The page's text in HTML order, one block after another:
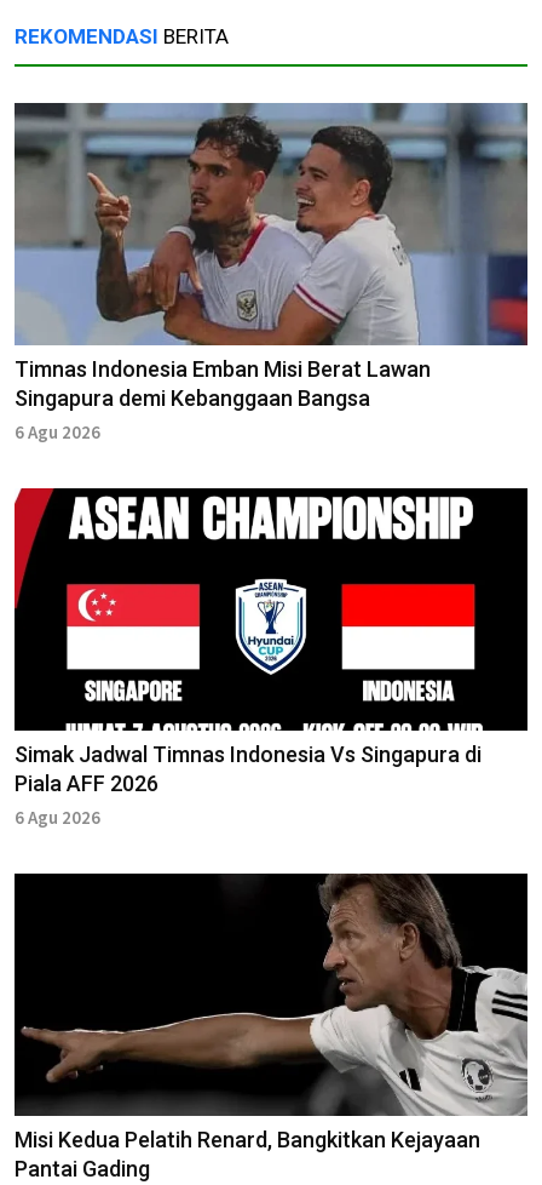
REKOMENDASI BERITA
Timnas Indonesia Emban Misi Berat Lawan
Singapura demi Kebanggaan Bangsa
6 Agu 2026
Simak Jadwal Timnas Indonesia Vs Singapura di
Piala AFF 2026
6 Agu 2026
Misi Kedua Pelatih Renard, Bangkitkan Kejayaan
Pantai Gading